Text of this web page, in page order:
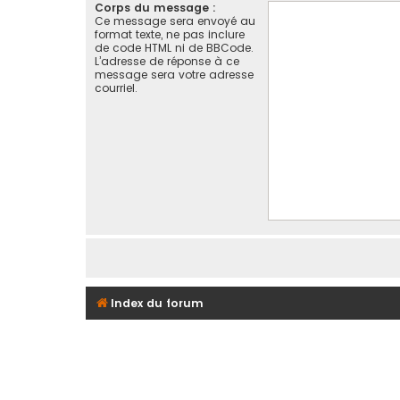
Corps du message :
Ce message sera envoyé au
format texte, ne pas inclure
de code HTML ni de BBCode.
L’adresse de réponse à ce
message sera votre adresse
courriel.
Index du forum